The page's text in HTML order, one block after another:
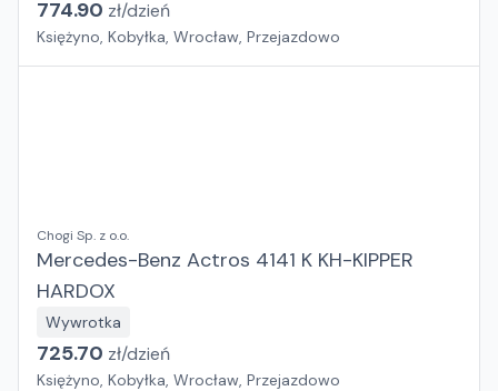
774.90 zł/dzień
Księżyno, Kobyłka, Wrocław, Przejazdowo
Chogi Sp. z o.o.
Mercedes-Benz Actros 4141 K KH-KIPPER
HARDOX
Wywrotka
725.70 zł/dzień
Księżyno, Kobyłka, Wrocław, Przejazdowo